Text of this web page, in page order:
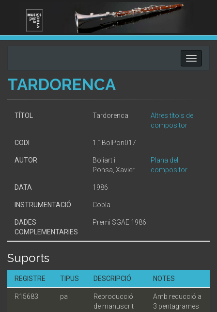
Toggle
TARDORENCA
TÍTOL Tardorenca
Altres títols del
compositor
CODI 1.1BolPon017
AUTOR
Boliart i
Ponsa, Xavier
Plana del
compositor
DATA 1986
INSTRUMENTACIÓ Cobla
DADES
COMPLEMENTARIES
Premi SGAE 1986.
Suports
REGISTRE TIPUS DESCRIPCIÓ NOTES
R15683 pa
Reproducció
de manuscrit
Amb reducció a
3 pentagrames